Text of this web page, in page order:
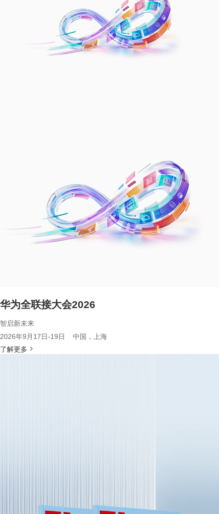
华为全联接大会2026
智启新未来
2026年9月17日-19日 中国，上海
了解更多